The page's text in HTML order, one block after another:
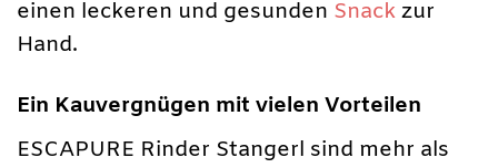
einen leckeren und gesunden Snackzur
Hand.
Ein Kauvergnügen mit vielen Vorteilen
ESCAPURE Rinder Stangerl sind mehr als